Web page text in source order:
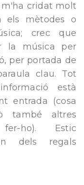
m'ha cridat molt
els mètodes o
crec que
la música per
per portada de
clau. Tot
està
entrada (cosa
també altres
ho). Estic
dels regals